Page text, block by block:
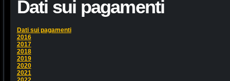
Dati sui pagamenti
Dati sui pagamenti
2016
2017
2018
2019
2020
2021